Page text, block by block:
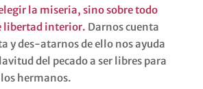
la miseria, sino sobre todo
libertad interior. Darnos cuenta
y des-atarnos de ello nos ayuda
del pecado a ser libres para
hermanos.